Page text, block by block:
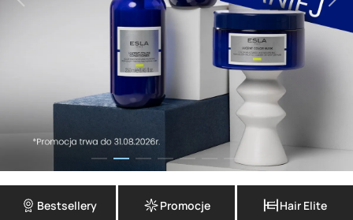
Bestsellery Promocje Hair Elite